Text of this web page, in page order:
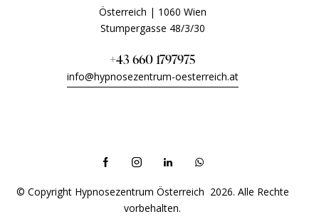
Österreich | 1060 Wien
Stumpergasse 48/3/30
+43 660 1797975
info@hypnosezentrum-oesterreich.at
© Copyright Hypnosezentrum Österreich 2026. Alle Rechte
vorbehalten.